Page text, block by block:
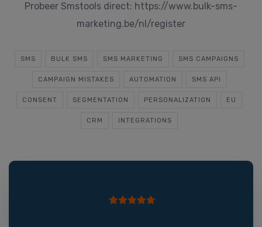
Probeer Smstools direct: https://www.bulk-sms-
marketing.be/nl/register
SMS BULK SMS SMS MARKETING SMS CAMPAIGNS
CAMPAIGN MISTAKES AUTOMATION SMS API
CONSENT SEGMENTATION PERSONALIZATION EU
CRM INTEGRATIONS